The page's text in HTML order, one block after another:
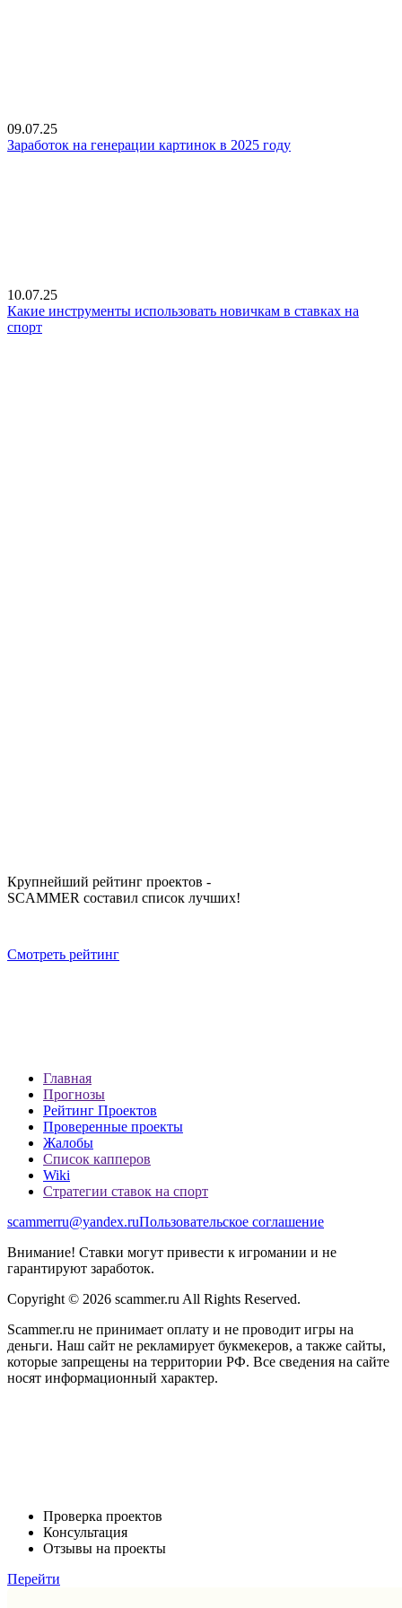
09.07.25
Заработок на генерации картинок в 2025 году
10.07.25
Какие инструменты использовать новичкам в ставках на
спорт
Крупнейший рейтинг проектов -
SCAMMER составил список лучших!
Смотреть рейтинг
Главная
Прогнозы
Рейтинг Проектов
Проверенные проекты
Жалобы
Список капперов
Wiki
Стратегии ставок на спорт
scammerru@yandex.ruПользовательское соглашение
Внимание! Ставки могут привести к игромании и не
гарантируют заработок.
Copyright © 2026 scammer.ru All Rights Reserved.
Scammer.ru не принимает оплату и не проводит игры на
деньги. Наш сайт не рекламирует букмекеров, а также сайты,
которые запрещены на территории РФ. Все сведения на сайте
носят информационный характер.
Проверка проектов
Консультация
Отзывы на проекты
Перейти